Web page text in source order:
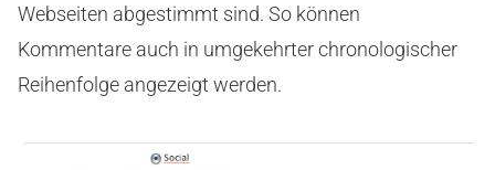
Webseiten abgestimmt sind. So können
Kommentare auch in umgekehrter chronologischer
Reihenfolge angezeigt werden.